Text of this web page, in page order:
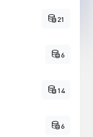
21
6
14
6